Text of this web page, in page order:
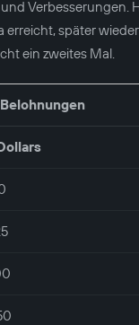
erreicht, später
ein zweites Mal.